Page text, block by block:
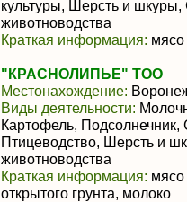
культуры, Шерсть и
животноводства
Краткая информация: мясо
"КРАСНОЛИПЬЕ" ТОО
Местонахождение:
Виды деятельности:
Картофель,
Птицеводство, Шерсть и
животноводства
Краткая информация: мясо
открытого грунта, молоко